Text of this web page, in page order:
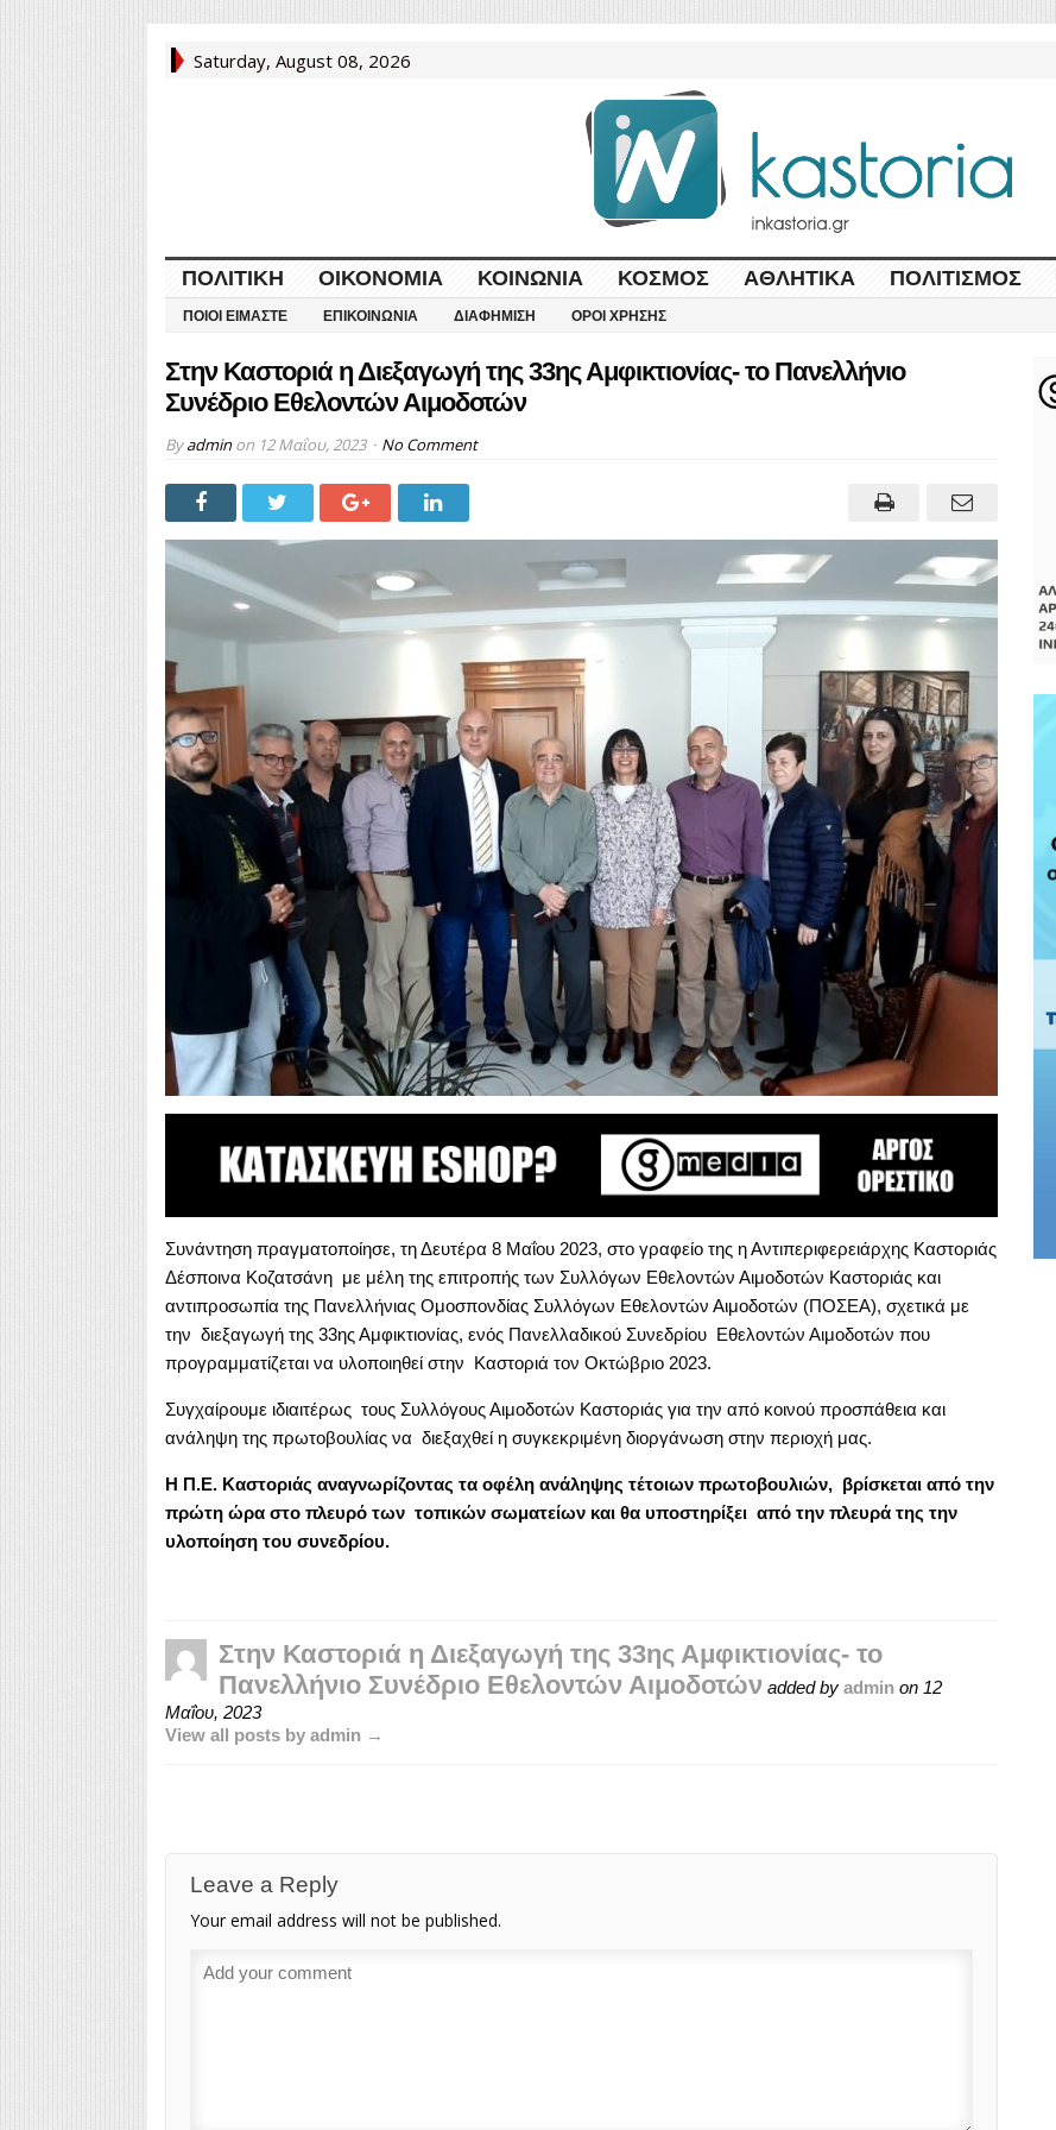
Saturday, August 08, 2026
ΠΟΛΙΤΙΚΉ ΟΙΚΟΝΟΜΊΑ ΚΟΙΝΩΝΊΑ ΚΌΣΜΟΣ ΑΘΛΗΤΙΚΆ ΠΟΛΙΤΙΣΜΌΣ
ΠΟΙΟΙ ΕΊΜΑΣΤΕ ΕΠΙΚΟΙΝΩΝΊΑ ΔΙΑΦΉΜΙΣΗ ΌΡΟΙ ΧΡΉΣΗΣ
Στην Καστοριά η Διεξαγωγή της 33ης Αμφικτιονίας- το Πανελλήνιο
Συνέδριο Εθελοντών Αιμοδοτών
Byadminon 12 Μαΐου, 2023 No Comment
Συνάντηση πραγματοποίησε, τη Δευτέρα 8 Μαΐου 2023, στο γραφείο της η Αντιπεριφερειάρχης Καστοριάς
Δέσποινα Κοζατσάνη με μέλη της επιτροπής των Συλλόγων Εθελοντών Αιμοδοτών Καστοριάς και
αντιπροσωπία της Πανελλήνιας Ομοσπονδίας Συλλόγων Εθελοντών Αιμοδοτών (ΠΟΣΕΑ), σχετικά με
την διεξαγωγή της 33ης Αμφικτιονίας, ενός Πανελλαδικού Συνεδρίου Εθελοντών Αιμοδοτών που
προγραμματίζεται να υλοποιηθεί στην Καστοριά τον Οκτώβριο 2023.
Συγχαίρουμε ιδιαιτέρως τους Συλλόγους Αιμοδοτών Καστοριάς για την από κοινού προσπάθεια και
ανάληψη της πρωτοβουλίας να διεξαχθεί η συγκεκριμένη διοργάνωση στην περιοχή μας.
Η Π.Ε. Καστοριάς αναγνωρίζοντας τα οφέλη ανάληψης τέτοιων πρωτοβουλιών, βρίσκεται από την
πρώτη ώρα στο πλευρό των τοπικών σωματείων και θα υποστηρίξει από την πλευρά της την
υλοποίηση του συνεδρίου.
Στην Καστοριά η Διεξαγωγή της 33ης Αμφικτιονίας- το
Πανελλήνιο Συνέδριο Εθελοντών Αιμοδοτών added by adminon 12
Μαΐου, 2023
View all posts by admin →
Leave a Reply
Your email address will not be published.